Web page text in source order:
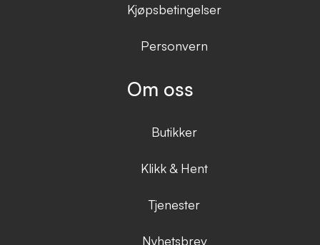
Kjøpsbetingelser
Personvern
Om oss
Butikker
Klikk & Hent
Tjenester
Nyhetsbrev